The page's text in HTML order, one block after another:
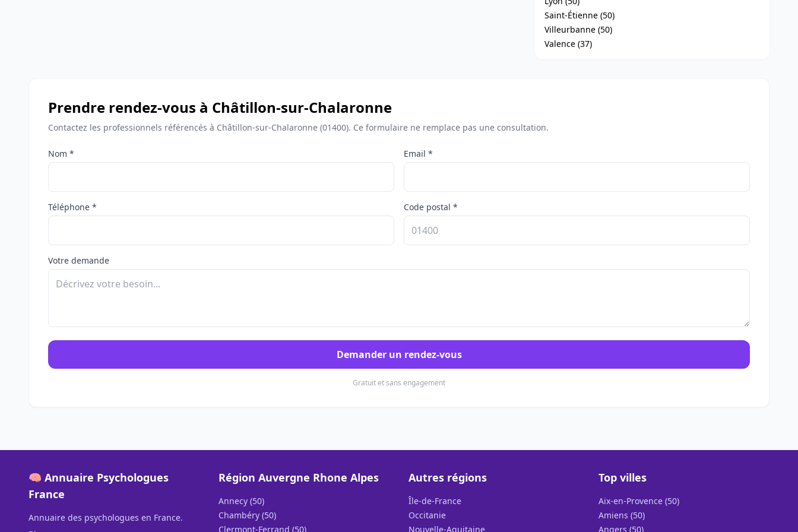
Saint-Étienne (50)
Villeurbanne (50)
Valence (37)
Prendre rendez-vous à Châtillon-sur-Chalaronne
Contactez les professionnels référencés à Châtillon-sur-Chalaronne (01400). Ce formulaire ne remplace pas une consultation.
Nom * Email *
Téléphone * Code postal *
Votre demande
Demander un rendez-vous
Gratuit et sans engagement
🧠 Annuaire Psychologues
France
Annuaire des psychologues en France.
Région Auvergne Rhone Alpes
Annecy (50)
Chambéry (50)
Clermont-Ferrand (50)
Autres régions
Île-de-France
Occitanie
Nouvelle-Aquitaine
Top villes
Aix-en-Provence (50)
Amiens (50)
Angers (50)